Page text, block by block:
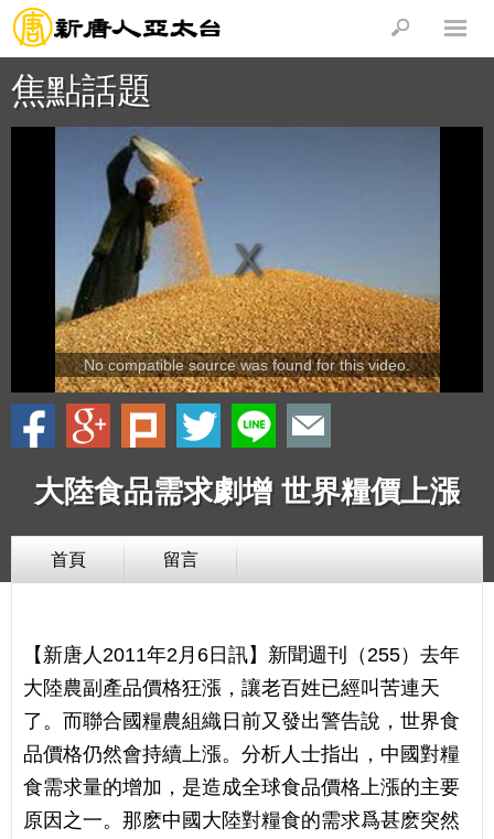
焦點話題
No compatible source was found for this video.
大陸食品需求劇增 世界糧價上漲
首頁 留言
【新唐人2011年2月6日訊】新聞週刊（255）去年
大陸農副產品價格狂漲，讓老百姓已經叫苦連天
了。而聯合國糧農組織日前又發出警告說，世界食
品價格仍然會持續上漲。分析人士指出，中國對糧
食需求量的增加，是造成全球食品價格上漲的主要
原因之一。那麽中國大陸對糧食的需求爲甚麽突然